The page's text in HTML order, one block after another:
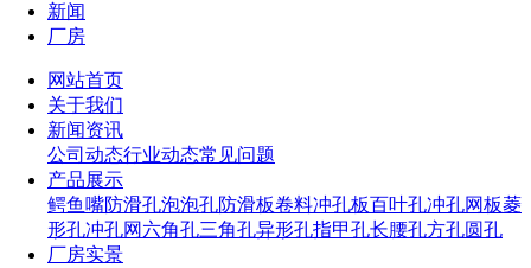
新闻
厂房
网站首页
关于我们
新闻资讯
公司动态行业动态常见问题
产品展示
鳄鱼嘴防滑孔泡泡孔防滑板卷料冲孔板百叶孔冲孔网板菱
形孔冲孔网 六角孔三角孔异形孔指甲孔长腰孔方孔圆孔
厂房实景